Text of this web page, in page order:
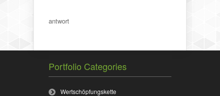
antwort
Portfolio Categories
Wertschöpfungskette